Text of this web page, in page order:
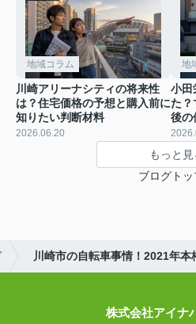
地域コラム
川崎アリーナシティの将来性
は？住宅価格の予想と購入前に
知りたい判断材料
2026.06.20
地
小田
た？
後の
もっと見
ブログト
川崎市の自転車事情！2021年
株式会社アイナ